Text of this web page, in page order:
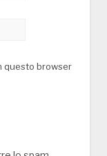
questo browser